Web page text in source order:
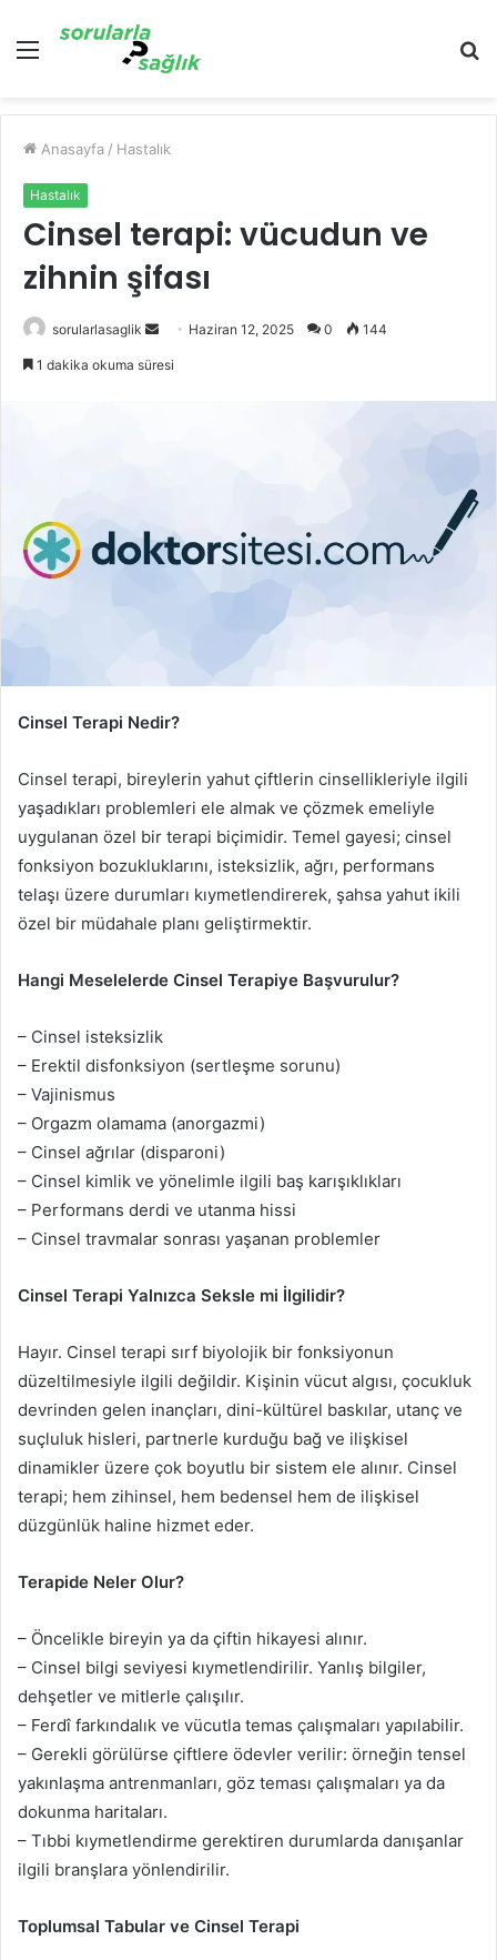
Menü
...
Anasayfa / Hastalık
Hastalık
Cinsel terapi: vücudun ve
zihnin şifası
sorularlasaglik
Bir
Haziran 12, 2025 0 144
1 dakika okuma süresi
Cinsel Terapi Nedir?
Cinsel terapi, bireylerin yahut çiftlerin cinsellikleriyle ilgili
yaşadıkları problemleri ele almak ve çözmek emeliyle
uygulanan özel bir terapi biçimidir. Temel gayesi; cinsel
fonksiyon bozukluklarını, isteksizlik, ağrı, performans
telaşı üzere durumları kıymetlendirerek, şahsa yahut ikili
özel bir müdahale planı geliştirmektir.
Hangi Meselelerde Cinsel Terapiye Başvurulur?
– Cinsel isteksizlik
– Erektil disfonksiyon (sertleşme sorunu)
– Vajinismus
– Orgazm olamama (anorgazmi)
– Cinsel ağrılar (disparoni)
– Cinsel kimlik ve yönelimle ilgili baş karışıklıkları
– Performans derdi ve utanma hissi
– Cinsel travmalar sonrası yaşanan problemler
Cinsel Terapi Yalnızca Seksle mi İlgilidir?
Hayır. Cinsel terapi sırf biyolojik bir fonksiyonun
düzeltilmesiyle ilgili değildir. Kişinin vücut algısı, çocukluk
devrinden gelen inançları, dini-kültürel baskılar, utanç ve
suçluluk hisleri, partnerle kurduğu bağ ve ilişkisel
dinamikler üzere çok boyutlu bir sistem ele alınır. Cinsel
terapi; hem zihinsel, hem bedensel hem de ilişkisel
düzgünlük haline hizmet eder.
Terapide Neler Olur?
– Öncelikle bireyin ya da çiftin hikayesi alınır.
– Cinsel bilgi seviyesi kıymetlendirilir. Yanlış bilgiler,
dehşetler ve mitlerle çalışılır.
– Ferdî farkındalık ve vücutla temas çalışmaları yapılabilir.
– Gerekli görülürse çiftlere ödevler verilir: örneğin tensel
yakınlaşma antrenmanları, göz teması çalışmaları ya da
dokunma haritaları.
– Tıbbi kıymetlendirme gerektiren durumlarda danışanlar
ilgili branşlara yönlendirilir.
Toplumsal Tabular ve Cinsel Terapi